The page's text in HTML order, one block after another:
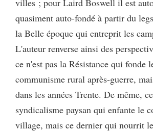
villes ; pour Laird Boswell il est
quasiment auto-fondé à partir du
la Belle époque qui entreprit les
L'auteur renverse ainsi des
ce n'est pas la Résistance qui fonde
communisme rural après-guerre,
dans les années Trente. De même,
syndicalisme paysan qui enfante le
village, mais ce dernier qui nourrit